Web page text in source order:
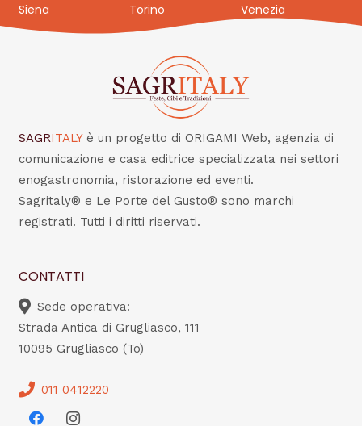
Siena
Torino Venezia
SAGRITALY è un progetto di ORIGAMI Web, agenzia di
comunicazione e casa editrice specializzata nei settori
enogastronomia, ristorazione ed eventi.
Sagritaly® e Le Porte del Gusto® sono marchi
registrati. Tutti i diritti riservati.
CONTATTI
Sede operativa:
Strada Antica di Grugliasco, 111
10095 Grugliasco (To)
011 0412220